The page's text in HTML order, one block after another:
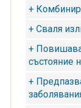
+
+ Сваля
+ Повишава
състояние
+